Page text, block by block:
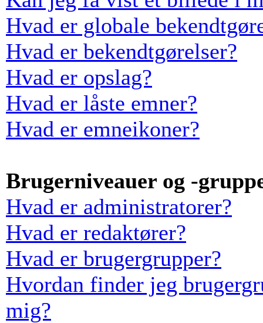
Hvad er globale
Hvad er bekendtgørelser?
Hvad er opslag?
Hvad er låste emner?
Hvad er emneikoner?
Brugerniveauer og -
Hvad er administratorer?
Hvad er redaktører?
Hvad er brugergrupper?
Hvordan finder jeg
mig?